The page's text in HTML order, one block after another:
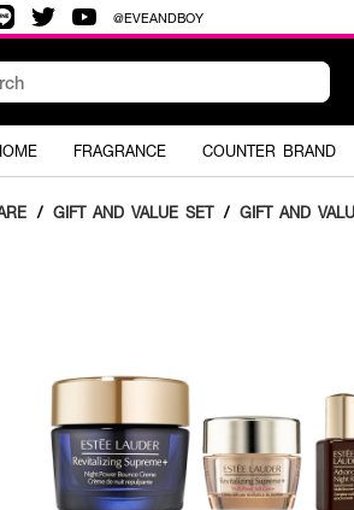
@EVEANDBOY
FRAGRANCE COUNTER BRAND
/ GIFT AND VALUE SET / GIFT AND